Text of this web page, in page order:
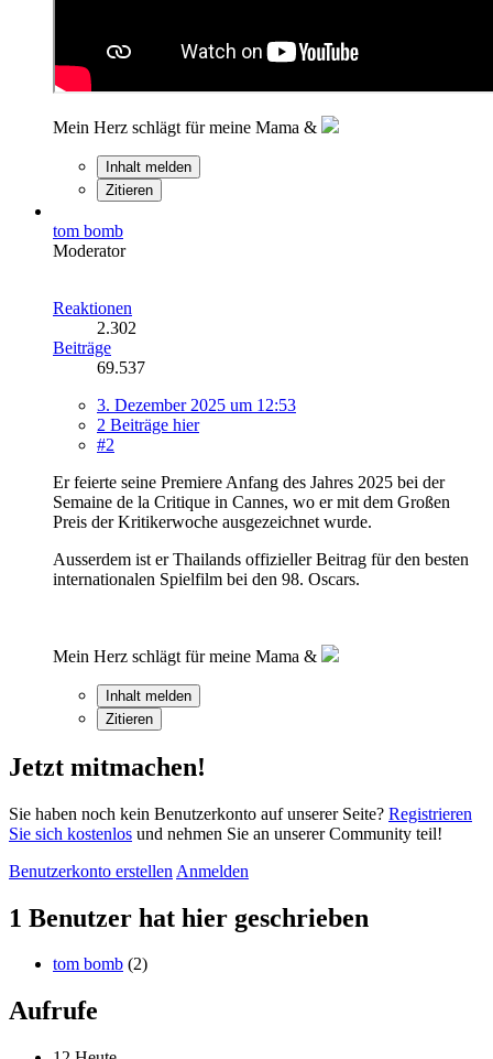
Mein Herz schlägt für meine Mama &
Inhalt melden
Zitieren
tom bomb
Moderator
Reaktionen
2.302
Beiträge
69.537
3. Dezember 2025 um 12:53
2 Beiträge hier
#2
Er feierte seine Premiere Anfang des Jahres 2025 bei der
Semaine de la Critique in Cannes, wo er mit dem Großen
Preis der Kritikerwoche ausgezeichnet wurde.
Ausserdem ist er Thailands offizieller Beitrag für den besten
internationalen Spielfilm bei den 98. Oscars.
Mein Herz schlägt für meine Mama &
Inhalt melden
Zitieren
Jetzt mitmachen!
Sie haben noch kein Benutzerkonto auf unserer Seite? Registrieren
Sie sich kostenlos und nehmen Sie an unserer Community teil!
Benutzerkonto erstellen Anmelden
1 Benutzer hat hier geschrieben
tom bomb (2)
Aufrufe